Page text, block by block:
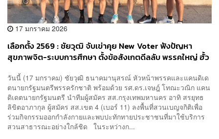
17 มกราคม 2026
เลือกตั้ง 2569 : ชัยวุฒิ จับเข่าคุย New Voter ฟังปัญหา
สุขภาพจิต-ระบบการศึกษา ตั้งข้อสังเกตดีลลับ พรรคใหญ่ ฮั้ว
วันนี้ (17 มกราคม) ชัยวุฒิ ธนาคมานุสรณ์ หัวหน้าพรรคและแคนดิเด
ตนายกรัฐมนตรีพรรครักชาติ พร้อมด้วย รศ.ดร.เจษฎ์ โทณะวณิก แคน
ดิเดตนายกรัฐมนตรี นำทีมผู้สมัคร สส.กรุงเทพมหานคร อาทิ สรยุทธ
ลิขิตอาภากุล ผู้สมัคร สส.เขต 4 (เบอร์ 11) ลงพื้นที่สวนเบญจกิติเพื่อ
ร่วมกิจกรรมออกกำลังกายและพบปะทักทายประชาชนที่มาใช้บริการ
สวนสาธารณะอย่างใกล้ชิด ในระหว่างก...